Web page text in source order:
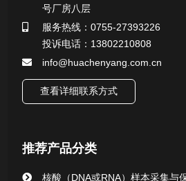
微生物样本保存液（通用运输传媒
核酸（DNA&RNA）样本采集与保
唾液样本采集装置系列
号厂房八层
服务热线：0755-27393226
投诉电话：13802210808
info@huachenyang.com.cn
查看详细联系方式
推荐产品分类
核酸（DNA或RNA）样本采集与